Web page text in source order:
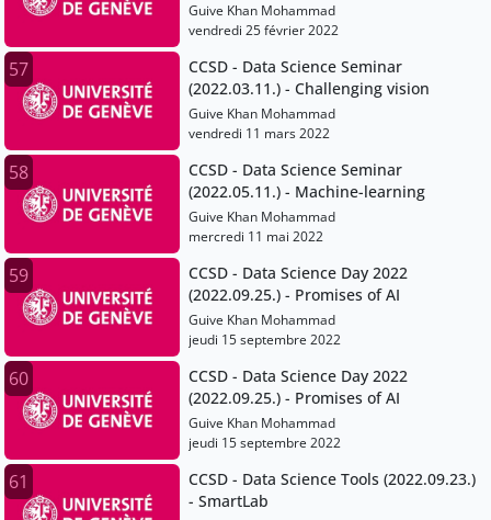
Guive Khan Mohammad
vendredi 25 février 2022
57
CCSD - Data Science Seminar
(2022.03.11.) - Challenging vision
Guive Khan Mohammad
vendredi 11 mars 2022
58
CCSD - Data Science Seminar
(2022.05.11.) - Machine-learning
Guive Khan Mohammad
mercredi 11 mai 2022
59
CCSD - Data Science Day 2022
(2022.09.25.) - Promises of AI
Guive Khan Mohammad
jeudi 15 septembre 2022
60
CCSD - Data Science Day 2022
(2022.09.25.) - Promises of AI
Guive Khan Mohammad
jeudi 15 septembre 2022
61
CCSD - Data Science Tools (2022.09.23.)
- SmartLab